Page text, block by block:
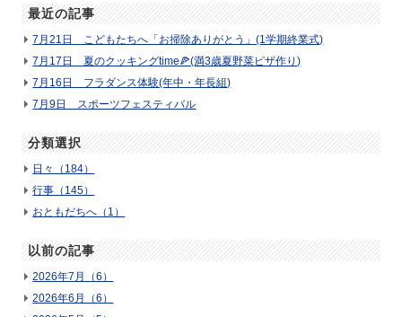
最近の記事
7月21日 こどもたちへ「お掃除ありがとう」(1学期終業式)
7月17日 夏のクッキングtime🍕(満3歳夏野菜ピザ作り)
7月16日 フラダンス体験(年中・年長組)
7月9日 スポーツフェスティバル
分類選択
日々（184）
行事（145）
おともだちへ（1）
以前の記事
2026年7月（6）
2026年6月（6）